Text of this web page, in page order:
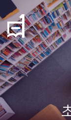
학
도
협
개